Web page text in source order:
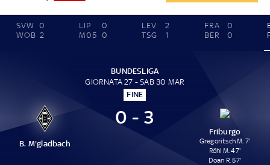
SVW 0
WOB 2
LIP
0
M05 0
LEV
2
TSG
1
FRA
0
BER
0
BUNDESLIGA
GIORNATA 27 - SAB 30 MAR
FINE
B. M'gladbach
0 - 3
Friburgo
Gregoritsch M. 7'
Röhl M. 47'
Doan R. 57'